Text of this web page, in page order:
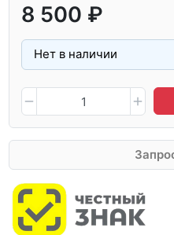
8 500 ₽
Нет в наличии